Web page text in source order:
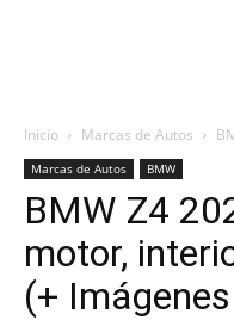
Inicio Marcas de Autos
Marcas de Autos BMW
BMW Z4
motor,
(+